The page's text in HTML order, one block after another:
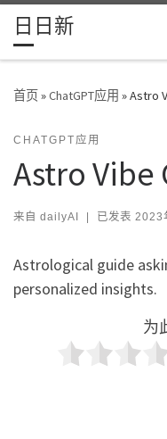
Skip to content
日日新
首页»ChatGPT应用 »Astro
CHATGPT应用
Astro Vibe
来自 dailyAI | 已发表 2023
Astrological guide
personalized insights.
为